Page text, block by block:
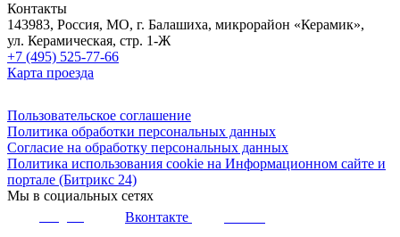
Контакты
143983, Россия, МО, г. Балашиха, микрорайон «Керамик»,
ул. Керамическая, стр. 1-Ж
+7 (495) 525-77-66
Карта проезда
Пользовательское соглашение
Политика обработки персональных данных
Согласие на обработку персональных данных
Политика использования cookie на Информационном сайте и
портале (Битрикс 24)
Мы в социальных сетях
Вконтакте